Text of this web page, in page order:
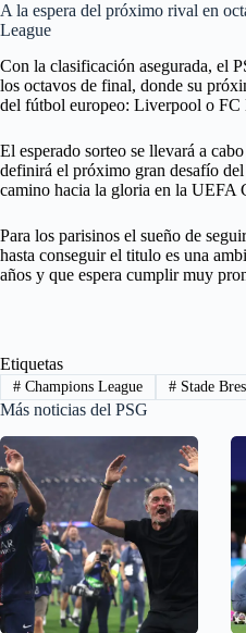
A la espera del próximo rival en
League
Con la clasificación asegurada, el
los octavos de final, donde su
del fútbol europeo: Liverpool o FC
El esperado sorteo se llevará a
definirá el próximo gran desafío
camino hacia la gloria en la UEFA
Para los parisinos el sueño de
hasta conseguir el titulo es una
años y que espera cumplir muy
Etiquetas
#Champions League #Stade
Más noticias del PSG